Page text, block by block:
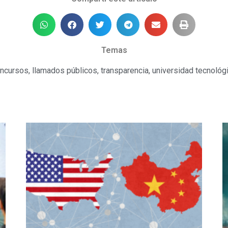
Temas
, llamados públicos, transparencia, universidad